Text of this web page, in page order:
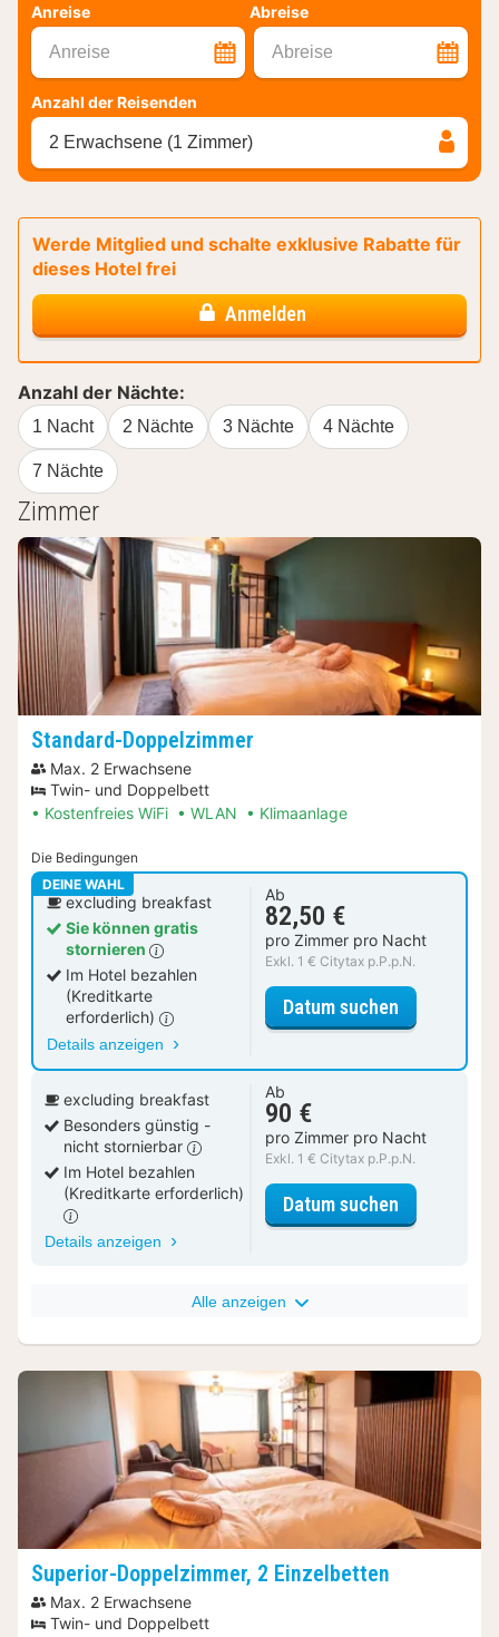
Anreise Abreise
Anreise Abreise
Anzahl der Reisenden
2 Erwachsene (1 Zimmer)
Werde Mitglied und schalte exklusive Rabatte für
dieses Hotel frei
Anmelden
Anzahl der Nächte:
1 Nacht 2 Nächte 3 Nächte 4 Nächte
7 Nächte
Zimmer
Standard-Doppelzimmer
Max. 2 Erwachsene
Twin- und Doppelbett
Kostenfreies WiFi
WLAN Klimaanlage
Die Bedingungen
DEINE WAHL
excluding breakfast
Sie können gratis
stornieren
Im Hotel bezahlen
(Kreditkarte
erforderlich)
Details anzeigen
Ab
82,50 €
pro Zimmer pro Nacht
Exkl. 1 € Citytax p.P.p.N.
Datum suchen
excluding breakfast
Besonders günstig -
nicht stornierbar
Im Hotel bezahlen
(Kreditkarte erforderlich)
Details anzeigen
Ab
90 €
pro Zimmer pro Nacht
Exkl. 1 € Citytax p.P.p.N.
Datum suchen
Alle anzeigen
Superior-Doppelzimmer, 2 Einzelbetten
Max. 2 Erwachsene
Twin- und Doppelbett